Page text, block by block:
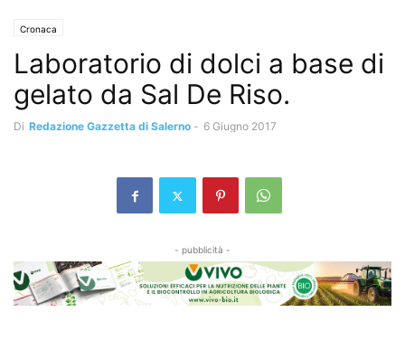
Cronaca
Laboratorio di dolci a base di
gelato da Sal De Riso.
Di Redazione Gazzetta di Salerno - 6 Giugno 2017
- pubblicità -